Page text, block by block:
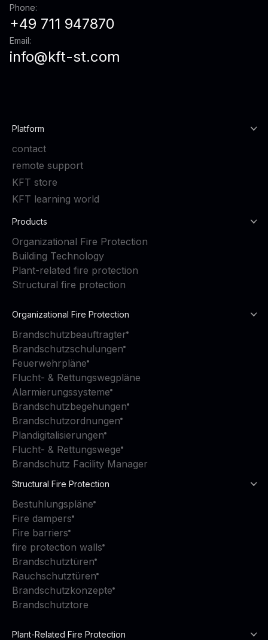
Phone:
+49 711 947870
Email:
info@kft-st.com
Platform
contact
remote support
KFT store
KFT learning world
Products
Organizational Fire Protection
Building Technology
Plant-related fire protection
Structural fire protection
Organizational Fire Protection
Brandschutzbeauftragter
Brandschutzschulungen
Feuerwehrpläne
Flucht- & Rettungswegpläne
Alarmierungssysteme
Brandschutzbegehungen
Brandschutzordnungen
Plandigitalisierungen
Flucht- & Rettungswege
Brandschutz Facility Manager
Structural Fire Protection
Bestuhlungspläne
Fire dampers
Fire barriers
fire protection walls
Brandschutztüren
Rauchschutztüren
Brandschutzkonzepte
Brandschutztore
Plant-Related Fire Protection